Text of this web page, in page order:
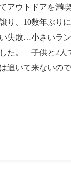
アウトドアを満
り、10数年ぶり
失敗…小さいラ
た。 子供と2人
追いて来ないの